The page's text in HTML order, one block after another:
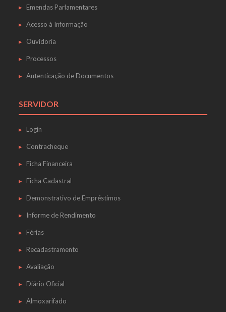
Emendas Parlamentares
Acesso à Informação
Ouvidoria
Processos
Autenticação de Documentos
SERVIDOR
Login
Contracheque
Ficha Financeira
Ficha Cadastral
Demonstrativo de Empréstimos
Informe de Rendimento
Férias
Recadastramento
Avaliação
Diário Oficial
Almoxarifado